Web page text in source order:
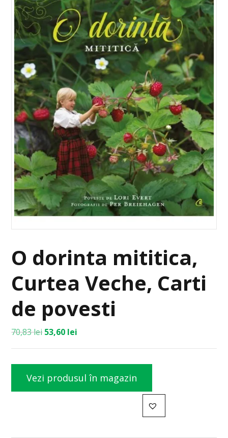
O dorinta mititica,
Curtea Veche, Carti
de povesti
70,83lei 53,60 lei
Vezi produsul în magazin